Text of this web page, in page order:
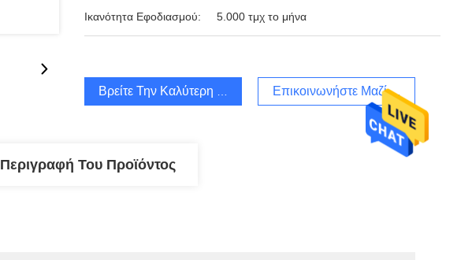
Ικανότητα Εφοδιασμού: 5.000 τμχ το μήνα
Βρείτε Την Καλύτερη Τιμή Επικοινωνήστε Μαζί Μας
Περιγραφή Του Προϊόντος